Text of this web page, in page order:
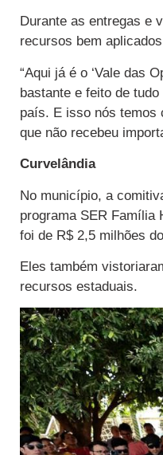
Durante as entregas e
recursos bem
“Aqui já é o ‘Vale das
bastante e feito de
país. E isso nós temos
que não recebeu
Curvelândia
No município, a
programa SER Família
foi de R$ 2,5 milhões
Eles também
recursos estaduais.